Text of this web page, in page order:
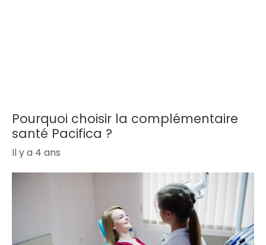
Pourquoi choisir la complémentaire
santé Pacifica ?
Il y a 4 ans